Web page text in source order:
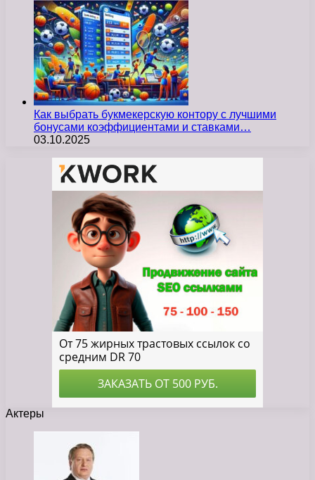
Как выбрать букмекерскую контору с лучшими
бонусами коэффициентами и ставками…
03.10.2025
Актеры